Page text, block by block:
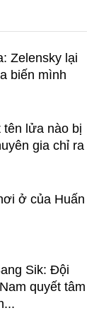
Zelensky lại
biến mình
tên lửa nào bị
gia chỉ ra
ở của Huấn
Sik: Đội
quyết tâm